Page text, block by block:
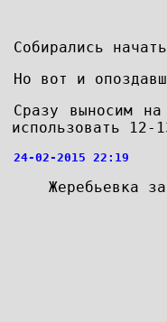
Собирались
Но вот и
Сразу выносим
использовать 12-
24-02-2015 22:19
Жеребьевка